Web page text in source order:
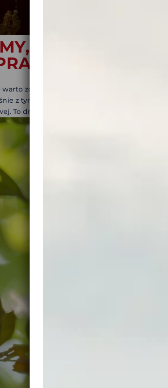
CO WARTO
DO KANADY!
zobaczyć podczas wyprawy do Kanady!
z tym kojarzy Ci się wyprawa do Kanady?
To drugie co do wielkości państwo na